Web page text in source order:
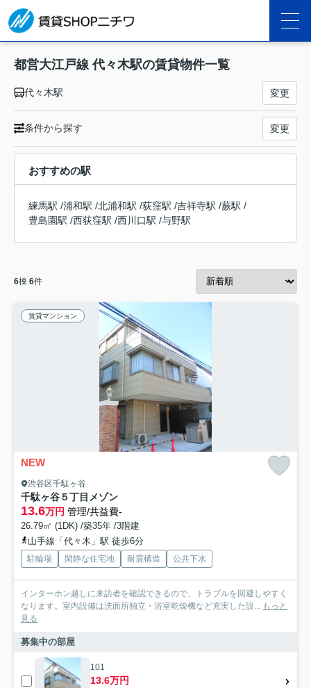
都営大江戸線 代々木駅の賃貸物件一覧
代々木駅 変更
条件から探す 変更
おすすめの駅
練馬駅 /浦和駅 /北浦和駅 /荻窪駅 /吉祥寺駅 /蕨駅 /
豊島園駅 /西荻窪駅 /西川口駅 /与野駅
6棟 6件
賃貸マンション
NEW
渋谷区千駄ヶ谷
千駄ヶ谷５丁目メゾン
13.6万円 管理/共益費-
26.79㎡ (1DK) /築35年 /3階建
山手線「代々木」駅 徒歩6分
駐輪場 閑静な住宅地 耐震構造 公共下水
インターホン越しに来訪者を確認できるので、トラブルを回避しやすく
なります。室内設備は洗面所独立・浴室乾燥機など充実した設...
もっと
見る
募集中の部屋
101
13.6万円